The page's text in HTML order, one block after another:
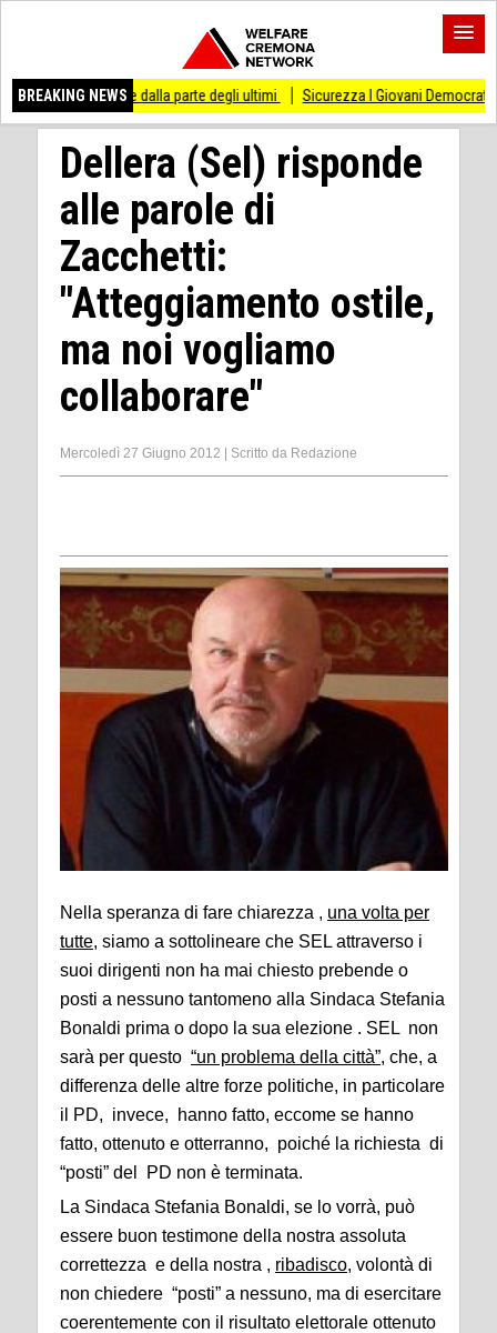
BREAKING NEWS
dalla parte degli ultimi Sicurezza I Giovani Democratici ribattono ai
Dellera (Sel) risponde
alle parole di
Zacchetti:
"Atteggiamento ostile,
ma noi vogliamo
collaborare"
Mercoledì 27 Giugno 2012 Scritto da Redazione
Nella speranza di fare chiarezza , una volta per
tutte, siamo a sottolineare che SEL attraverso i
suoi dirigenti non ha mai chiesto prebende o
posti a nessuno tantomeno alla Sindaca Stefania
Bonaldi prima o dopo la sua elezione . SEL non
sarà per questo “un problema della città”, che, a
differenza delle altre forze politiche, in particolare
il PD, invece, hanno fatto, eccome se hanno
fatto, ottenuto e otterranno, poiché la richiesta di
“posti” del PD non è terminata.
La Sindaca Stefania Bonaldi, se lo vorrà, può
essere buon testimone della nostra assoluta
correttezza e della nostra , ribadisco, volontà di
non chiedere “posti” a nessuno, ma di esercitare
coerentemente con il risultato elettorale ottenuto